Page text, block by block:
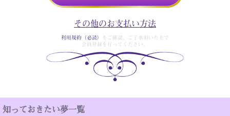
その他のお支払い方法
利用規約（必読）
をご確認、ご了承頂いた上で
会員登録を行ってください。
知っておきたい夢一覧